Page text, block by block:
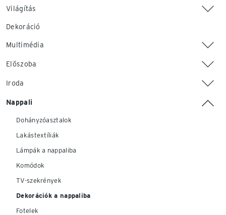
Világítás
Dekoráció
Multimédia
Előszoba
Iroda
Nappali
Dohányzóasztalok
Lakástextíliák
Lámpák a nappaliba
Komódok
TV-szekrények
Dekorációk a nappaliba
Fotelek